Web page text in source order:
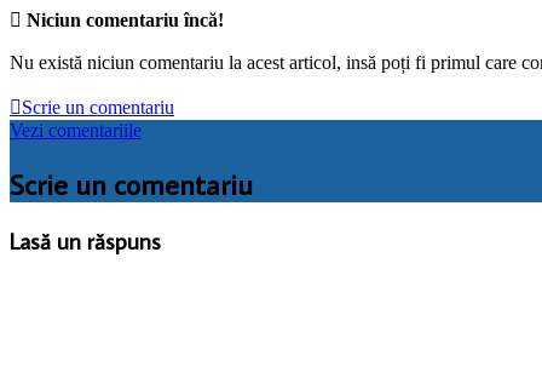
 Niciun comentariu încă!
Nu există niciun comentariu la acest articol, insă poți fi primul care
Scrie un comentariu
Vezi comentariile
Scrie un comentariu
Lasă un răspuns